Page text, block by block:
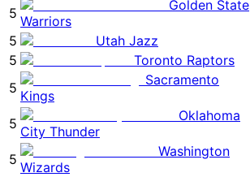
5
Golden State
Warriors
5
Utah Jazz
5
Toronto Raptors
5
Sacramento
Kings
5
Oklahoma
City Thunder
5
Washington
Wizards